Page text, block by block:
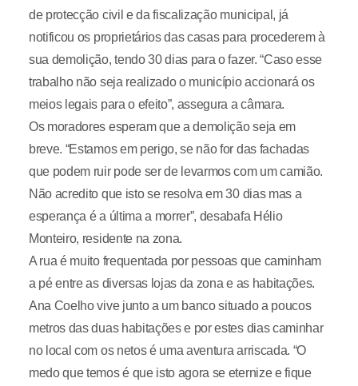
de protecção civil e da fiscalização municipal, já
notificou os proprietários das casas para procederem à
sua demolição, tendo 30 dias para o fazer. “Caso esse
trabalho não seja realizado o município accionará os
meios legais para o efeito”, assegura a câmara.
Os moradores esperam que a demolição seja em
breve. “Estamos em perigo, se não for das fachadas
que podem ruir pode ser de levarmos com um camião.
Não acredito que isto se resolva em 30 dias mas a
esperança é a última a morrer”, desabafa Hélio
Monteiro, residente na zona.
A rua é muito frequentada por pessoas que caminham
a pé entre as diversas lojas da zona e as habitações.
Ana Coelho vive junto a um banco situado a poucos
metros das duas habitações e por estes dias caminhar
no local com os netos é uma aventura arriscada. “O
medo que temos é que isto agora se eternize e fique